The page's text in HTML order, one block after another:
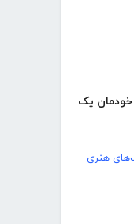
خودمان یک
هنری